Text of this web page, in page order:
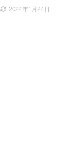
2024年1月24日